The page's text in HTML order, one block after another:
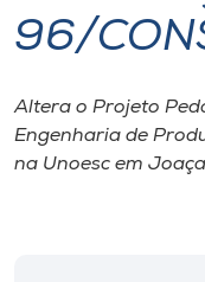
I.nova
Diplomados
96/
Altera o Projeto
Engenharia de
na Unoesc em